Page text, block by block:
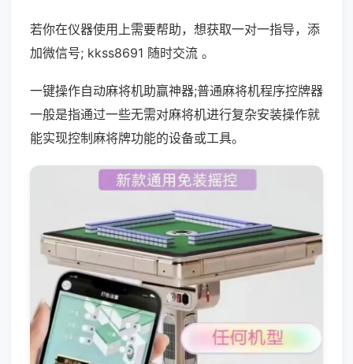
若你在仪器使用上需要帮助，想获取一对一指导，添
加微信号; kkss8691 随时交流 。
一键操作自动麻将机助赢神器;普通麻将机程序控牌器
一般是指通过一些无需对麻将机进行复杂安装操作就
能实现控制麻将牌功能的设备或工具。